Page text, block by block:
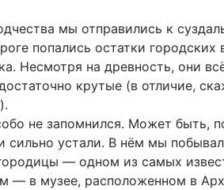
мы отправились к
попались остатки городских
Несмотря на древность, они
крутые (в отличие,
не запомнился. Может быть,
сильно устали. В нём мы
— одном из самых
— в музее, расположенном в